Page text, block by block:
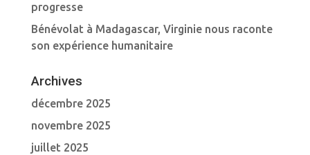
progresse
Bénévolat à Madagascar, Virginie nous raconte
son expérience humanitaire
Archives
décembre 2025
novembre 2025
juillet 2025